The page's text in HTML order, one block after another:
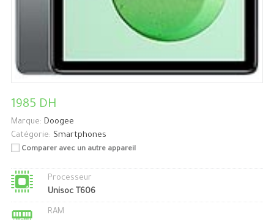
1985 DH
Marque: Doogee
Catégorie: Smartphones
Comparer avec un autre appareil
Processeur
Unisoc T606
RAM